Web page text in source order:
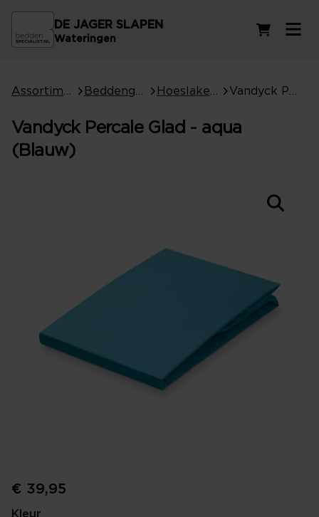
DE JAGER SLAPEN
Wateringen
Vandyck Percale Glad - aqua
(Blauw)
€ 39,95
Kleur